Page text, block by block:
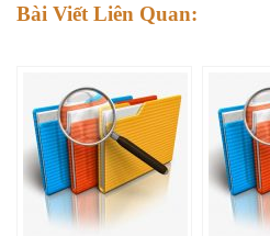
Bài Viết Liên Quan: